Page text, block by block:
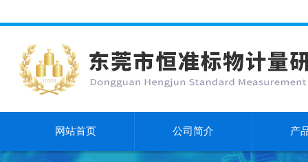
网站首页 公司简介 产